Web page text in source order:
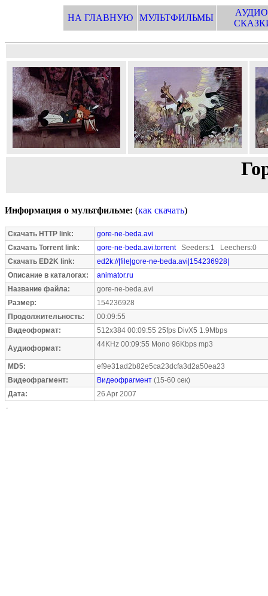
НА ГЛАВНУЮ МУЛЬТФИЛЬМЫ
Информация о мультфильме: (как скачать)
Скачать HTTP link:
gore-ne-beda.avi
Скачать Torrent link:
gore-ne-beda.avi.torrentSeeders:1 Leechers:0
Скачать ED2K link:
ed2k://|file|gore-ne-beda.avi|154236928|
Описание в каталогах:
animator.ru
Название файла:
gore-ne-beda.avi
Размер:
154236928
Продолжительность:
00:09:55
Видеоформат:
512x384 00:09:55 25fps DivX5 1.9Mbps
Аудиоформат: 44KHz 00:09:55 Mono 96Kbps mp3
MD5:
ef9e31ad2b82e5ca23dcfa3d2a50ea23
Видеофрагмент:
Видеофрагмент (15-60 сек)
Дата:
26 Apr 2007